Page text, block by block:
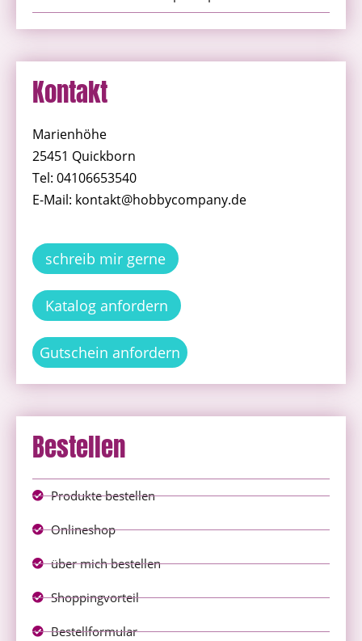
Kontakt
Marienhöhe
25451 Quickborn
Tel: 04106653540
E-Mail: kontakt@hobbycompany.de
schreib mir gerne
Katalog anfordern
Gutschein anfordern
Bestellen
Produkte bestellen
Onlineshop
über mich bestellen
Shoppingvorteil
Bestellformular